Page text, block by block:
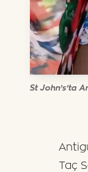
St John's'ta
Taç